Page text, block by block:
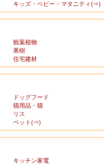
キッズ・ベビー・マタニティ(⇒)
観葉植物
果樹
住宅建材
ドッグフード
猫用品・猫
リス
ペット(⇒)
キッチン家電